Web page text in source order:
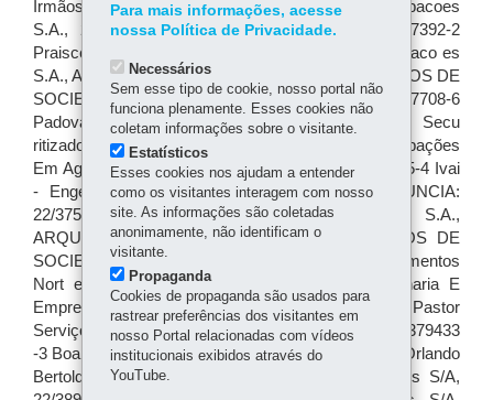
Para mais informações, acesse
nossa Política de Privacidade.
Necessários
Sem esse tipo de cookie, nosso portal não
funciona plenamente. Esses cookies não
coletam informações sobre o visitante.
Estatísticos
Esses cookies nos ajudam a entender
como os visitantes interagem com nosso
site. As informações são coletadas
anonimamente, não identificam o
visitante.
Propaganda
Cookies de propaganda são usados para
rastrear preferências dos visitantes em
nosso Portal relacionadas com vídeos
institucionais exibidos através do
YouTube.